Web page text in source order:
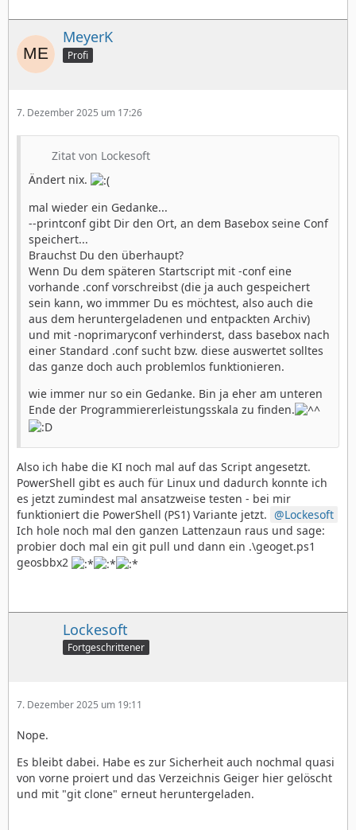
MeyerK
Profi
7. Dezember 2025 um 17:26
Zitat von Lockesoft
Ändert nix.
mal wieder ein Gedanke...
--printconf gibt Dir den Ort, an dem Basebox seine Conf
speichert...
Brauchst Du den überhaupt?
Wenn Du dem späteren Startscript mit -conf eine
vorhande .conf vorschreibst (die ja auch gespeichert
sein kann, wo immmer Du es möchtest, also auch die
aus dem heruntergeladenen und entpackten Archiv)
und mit -noprimaryconf verhinderst, dass basebox nach
einer Standard .conf sucht bzw. diese auswertet solltes
das ganze doch auch problemlos funktionieren.
wie immer nur so ein Gedanke. Bin ja eher am unteren
Ende der Programmiererleistungsskala zu finden.
Also ich habe die KI noch mal auf das Script angesetzt.
PowerShell gibt es auch für Linux und dadurch konnte ich
es jetzt zumindest mal ansatzweise testen - bei mir
funktioniert die PowerShell (PS1) Variante jetzt.
Lockesoft
Ich hole noch mal den ganzen Lattenzaun raus und sage:
probier doch mal ein git pull und dann ein .\geoget.ps1
geosbbx2
Lockesoft
Fortgeschrittener
7. Dezember 2025 um 19:11
Nope.
Es bleibt dabei. Habe es zur Sicherheit auch nochmal quasi
von vorne proiert und das Verzeichnis Geiger hier gelöscht
und mit "git clone" erneut heruntergeladen.